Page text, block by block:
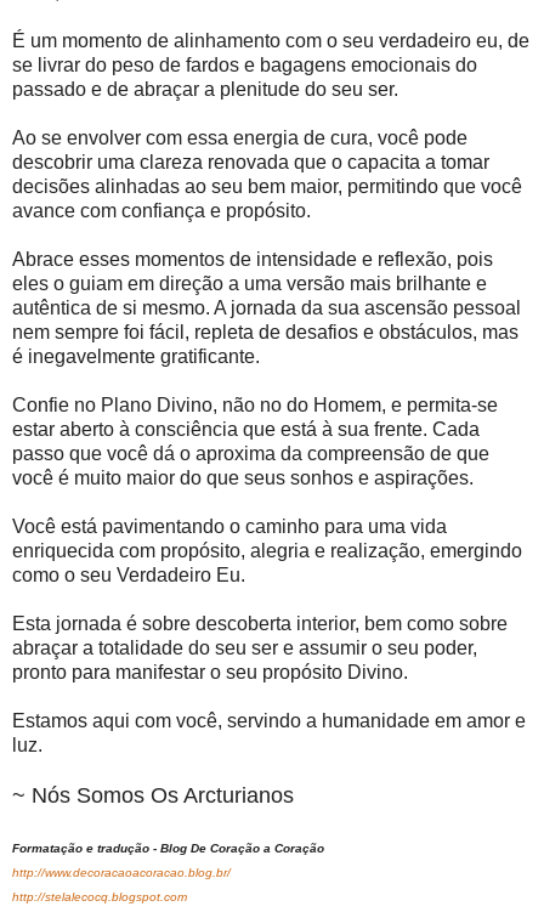
É um momento de alinhamento com o seu verdadeiro eu, de
se livrar do peso de fardos e bagagens emocionais do
passado e de abraçar a plenitude do seu ser.
Ao se envolver com essa energia de cura, você pode
descobrir uma clareza renovada que o capacita a tomar
decisões alinhadas ao seu bem maior, permitindo que você
avance com confiança e propósito.
Abrace esses momentos de intensidade e reflexão, pois
eles o guiam em direção a uma versão mais brilhante e
autêntica de si mesmo. A jornada da sua ascensão pessoal
nem sempre foi fácil, repleta de desafios e obstáculos, mas
é inegavelmente gratificante.
Confie no Plano Divino, não no do Homem, e permita-se
estar aberto à consciência que está à sua frente. Cada
passo que você dá o aproxima da compreensão de que
você é muito maior do que seus sonhos e aspirações.
Você está pavimentando o caminho para uma vida
enriquecida com propósito, alegria e realização, emergindo
como o seu Verdadeiro Eu.
Esta jornada é sobre descoberta interior, bem como sobre
abraçar a totalidade do seu ser e assumir o seu poder,
pronto para manifestar o seu propósito Divino.
Estamos aqui com você, servindo a humanidade em amor e
luz.
~ Nós Somos Os Arcturianos
Formatação e tradução - Blog De Coração a Coração
http://www.decoracaoacoracao.blog.br/
http://stelalecocq.blogspot.com